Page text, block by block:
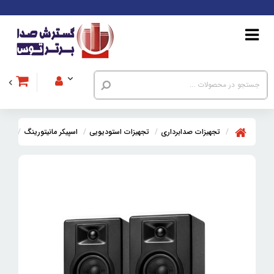
تجهیزات صدابرداری تجهیزات استودیویی اسپیکر مانیتورینگ